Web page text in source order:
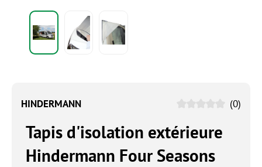
HINDERMANN (0)
Tapis d'isolation extérieure
Hindermann Four Seasons